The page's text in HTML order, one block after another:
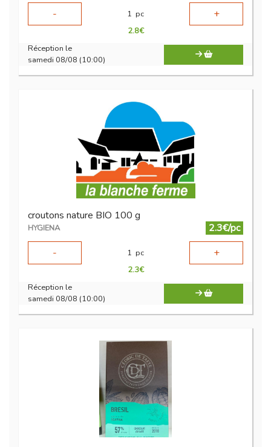
-
1 pc +
2.8€
Réception le
samedi 08/08 (10:00)
croutons nature BIO 100 g
HYGIENA
2.3€/pc
-
1 pc +
2.3€
Réception le
samedi 08/08 (10:00)